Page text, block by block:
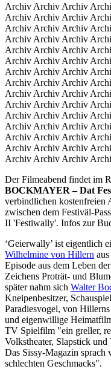
Archiv Archiv Archiv
Archiv Archiv Archiv
Archiv Archiv Archiv
Archiv Archiv Archiv
Archiv Archiv Archiv
Archiv Archiv Archiv
Archiv Archiv Archiv
Archiv Archiv Archiv
Archiv Archiv Archiv
Archiv Archiv Archiv
Archiv Archiv Archiv
Archiv Archiv Archiv
Archiv Archiv Archiv
Archiv Archiv Archiv
Archiv Archiv Archiv
Der Filmeabend findet im
BOCKMAYER – Dat
verbindlichen kostenfreien
zwischen dem Festiväl-
II 'Festiwally'. Infos zur
‘Geierwally’ ist eigentlich
Wilhelmine von Hillern
Episode aus dem Leben
Zeichens Proträt- und
später nahm sich Walter
Kneipenbesitzer,
Paradiesvogel, von
und eigenwillige
TV Spielfilm "ein greller,
Volkstheater, Slapstick
Das Sissy-Magazin sprach
schlechten Geschmacks".